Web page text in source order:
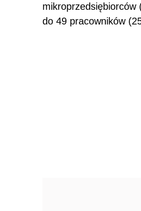
mikroprzedsiębiorców
do 49 pracowników